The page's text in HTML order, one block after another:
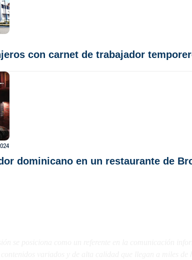
con carnet de trabajador
dominicano en un restaurante de